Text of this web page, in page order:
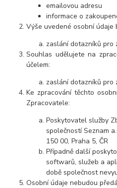
emailovou adresu
informace o
Výše uvedené osobní údaje
zaslání dotazníků pro
Souhlas udělujete na
účelem:
zaslání dotazníků pro
Ke zpracování těchto
Zpracovatele:
Poskytovatel služby
společností Seznam
150 00, Praha 5, ČR
Případně další
softwarů, služeb a
době společnost
Osobní údaje nebudou